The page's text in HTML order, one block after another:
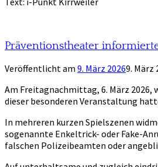
Präventionstheater
Veröffentlicht am 9. März 20269. März
Am Freitagnachmittag, 6. März 2026,
dieser besonderen Veranstaltung
In mehreren kurzen Spielszenen
sogenannte Enkeltrick- oder Fake-
falschen Polizeibeamten oder